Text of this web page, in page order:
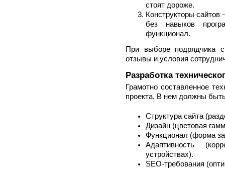
стоят дороже.
Конструкторы сайтов
без навыков
функционал.
При выборе подрядчика
отзывы и условия
Разработка
Грамотно составленное
проекта. В нем должны
Структура сайта
Дизайн (цветовая
Функционал (форма
Адаптивность
устройствах).
SEO-требования